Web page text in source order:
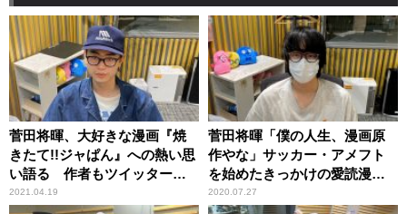
菅田将暉、大好きな漫画『焼
きたて!!ジャぱん』への熱い思
い語る 作者もツイッターで
反応
2021.04.19
菅田将暉「僕の人生、漫画原
作やな」サッカー・アメフト
を始めたきっかけの愛読漫画
を振り返る
2020.07.27